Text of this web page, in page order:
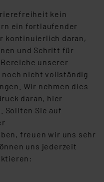
kein
ein fortlaufender
kontinuierlich daran,
und Schritt für
unserer
nicht vollständig
Wir nehmen dies
daran, hier
Sollten Sie auf
freuen wir uns sehr
uns jederzeit